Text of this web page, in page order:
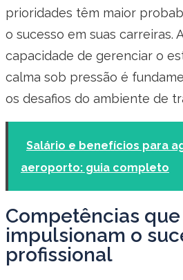
prioridades têm maior
o sucesso em suas carreiras.
capacidade de gerenciar o
calma sob pressão é
os desafios do ambiente de
Salário e benefícios para
aeroporto: guia completo
Competências que
impulsionam o
profissional